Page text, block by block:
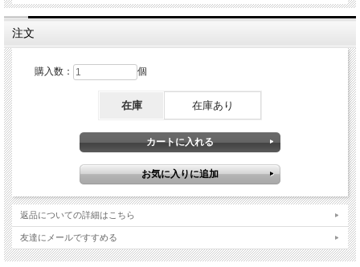
【注意事項】
外用専用です。
開封後の品質保持期限は12ヵ月間です。
水、サッカリドイソメレート、ヒアルロン酸Na、PCA-Na、加水分解シルク、ラミ
セス銅発酵物、サッカロミセスケイ素発酵物、サッカロミセス亜鉛発酵物、サッカ
ロミセスマグネシウム発酵物、オリーブ葉エキス、オプンティアツナ花/茎エキ
プロピレングリコール、ヘキシレングリコール、ブチレングリコール、ポリクオタ
ニウム-51、トリアセチン、ペンチレングリコール、カプリリルグリコール、安息
香酸Na、ソルビン酸K、EDTA-2Na、安息香酸Kフェノキシエタノール。
注文
購入数： 個
在庫 在庫あり
返品についての詳細はこちら
友達にメールですすめる